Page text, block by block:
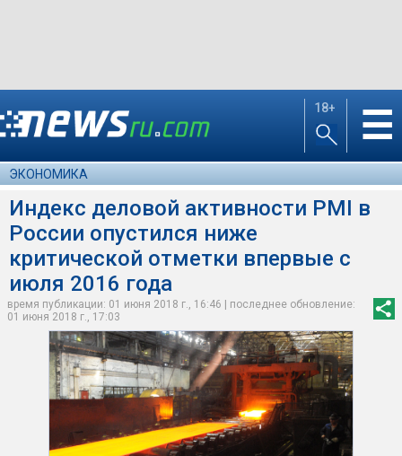
18+ ☰
ЭКОНОМИКА
Индекс деловой активности PMI в
России опустился ниже
критической отметки впервые с
июля 2016 года
время публикации: 01 июня 2018 г., 16:46 | последнее обновление:
01 июня 2018 г., 17:03